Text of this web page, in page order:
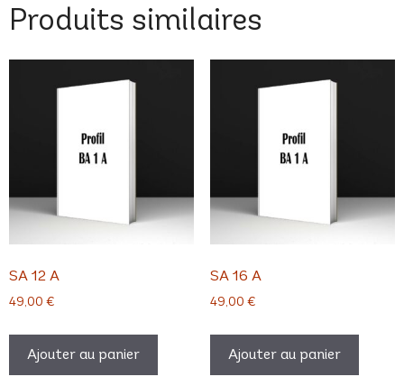
Produits similaires
SA 12 A
49,00 €
Ajouter au panier
SA 16 A
49,00 €
Ajouter au panier